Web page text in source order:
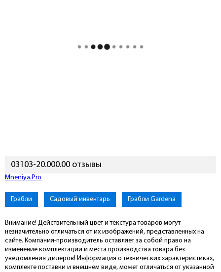
03103-20.000.00 отзывы
Mneniya.Pro
Грабли Садовый инвентарь Грабли Gardena
Внимание! Действительный цвет и текстура товаров могут
незначительно отличаться от их изображений, представленных на
сайте. Компания-производитель оставляет за собой право на
изменение комплектации и места производства товара без
уведомления дилеров! Информация о технических характеристиках,
комплекте поставки и внешнем виде, может отличаться от указанной